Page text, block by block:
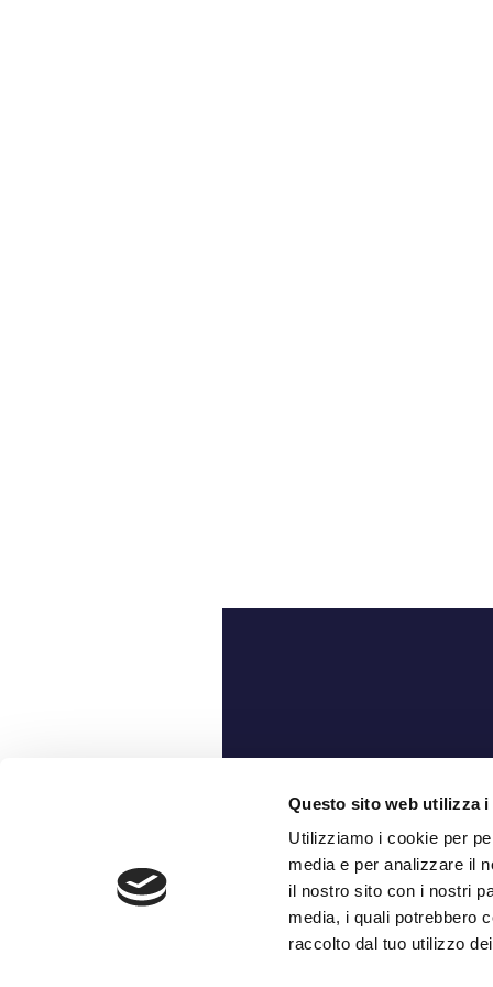
Questo sito web utilizza i
Utilizziamo i cookie per
media e per analizzare il
il nostro sito con i nostri
media, i quali potrebbero
raccolto dal tuo utilizzo